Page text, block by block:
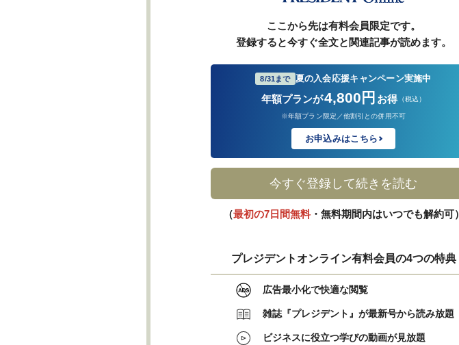
ここから先は有料会員限定です。
登録すると今すぐ全文と関連記事が読めます。
8/31まで 夏の入会応援キャンペーン実施中
年額プランが4,800円 お得 （税込）
※年額プラン限定／他割引との併用不可
お申込みはこちら
今すぐ登録して続きを読む
（最初の7日間無料・無料期間内はいつでも解約可）
プレジデントオンライン有料会員の4つの特典
広告最小化で快適な閲覧
雑誌『プレジデント』が最新号から読み放題
ビジネスに役立つ学びの動画が見放題